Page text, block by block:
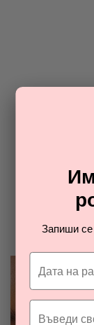
ОТ
Запиши се